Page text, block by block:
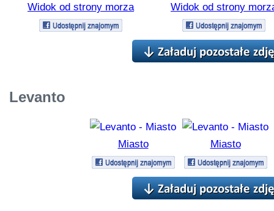
Widok od strony morza Widok od strony
Levanto
Miasto Miasto